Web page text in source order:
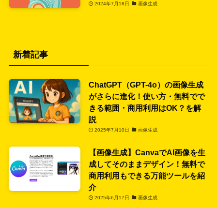
2024年7月18日 画像生成
新着記事
ChatGPT（GPT-4o）の画像生成
がさらに進化！使い方・無料でで
きる範囲・商用利用はOK？を解
説
2025年7月10日 画像生成
【画像生成】CanvaでAI画像を生
成してそのままデザイン！無料で
商用利用もできる万能ツールを紹
介
2025年6月17日 画像生成